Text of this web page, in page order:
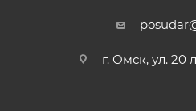
г. Омск, ул. 20